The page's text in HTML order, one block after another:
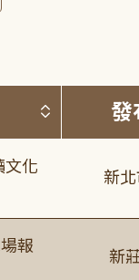
按標題排
發
文化
新
報
新